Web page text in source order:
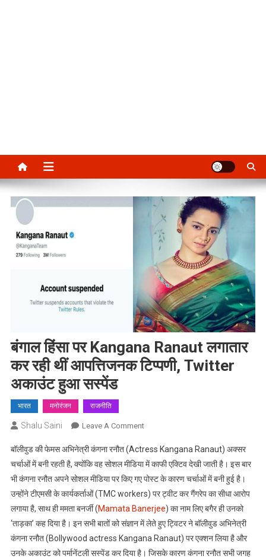
बंगाल हिंसा पर Kangana Ranaut लगातार
कर रही थीं आपत्तिजनक टिप्पणी, Twitter
अकाउंट हुआ सस्पेंड
भारत मनोरंजन राजनीति
Shalu Saini Leave A CommentOn
हिंसा
पर
Kangana
Ranaut
लगातार
कर
रही
थीं
बॉलीवुड की फेमस अभिनेत्री कंगना रनौत (Actress Kangana Ranaut) अक्सर
चर्चाओं में बनी रहती है, क्योंकि वह सोशल मीडिया में काफी एक्टिव देखी जाती है। इस बार
भी कंगना रनौत अपने सोशल मीडिया पर किए गए पोस्ट के कारण चर्चाओं में बनी हुई है।
उन्होंने टीएमसी के कार्यकर्ताओं (TMC workers) पर ट्वीट कर गैंगरेप का सीधा आरोप
लगाया है, साथ ही ममता बनर्जी (Mamata Banerjee) का नाम लिए बगैर ही उनको
‘ताड़का’ कह दिया है। इन सभी बातों को संज्ञान में लेते हुए ट्विटर ने बॉलीवुड अभिनेत्री
कंगना रनौत (Bollywood actress Kangana Ranaut) पर एक्शन लिया है और
उनके अकाउंट को पर्मानेंटली सस्पेंड कर दिया है। जिसके कारण कंगना रनौत सभी जगह